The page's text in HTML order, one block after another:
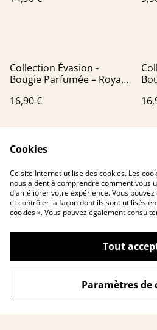
Collection Évasion -
Bougie Parfumée – Royan
16,90 €
Contactez-nous
Cookies
Ce site Internet utilise des cookies. Les
nous aident à comprendre comment vous
d'améliorer votre expérience. Vous
et contrôler la façon dont ils sont utilisés
cookies ». Vous pouvez également
Tout
Paramètres de